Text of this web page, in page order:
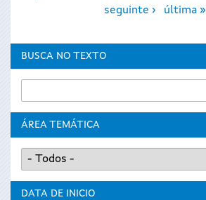
seguinte ›
última »
BUSCA NO TEXTO
ÁREA TEMÁTICA
DATA DE INICIO